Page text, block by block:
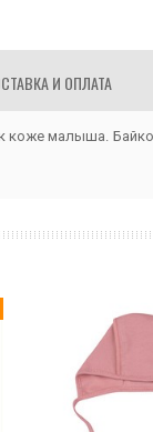
И ОПЛАТА
коже малыша.